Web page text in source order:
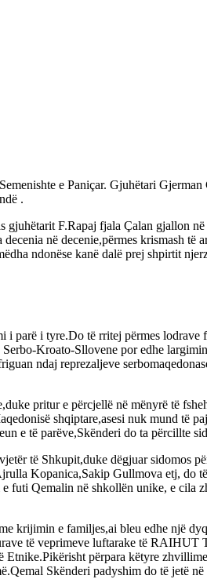
e Paniçar. Gjuhëtari
.
F.Rapaj fjala Çalan gjallon
në decenie,përmes krismash të
ndonëse kanë dalë prej shpirtit
parë i tyre.Do të rritej përmes lodrave
Kroato-Sllovene por edhe
ndaj reprezaljeve
pritur e përcjellë në mënyrë të
shqiptare,asesi nuk mund të
e të parëve,Skënderi do ta përcillte
të Shkupit,duke dëgjuar sidomos
Kopanica,Sakip Gullmova etj, do
futi Qemalin në shkollën unike, e cila
krijimin e familjes,ai bleu edhe një
të veprimeve luftarake të RAIHUT
përpara këtyre
Skënderi padyshim do të jetë